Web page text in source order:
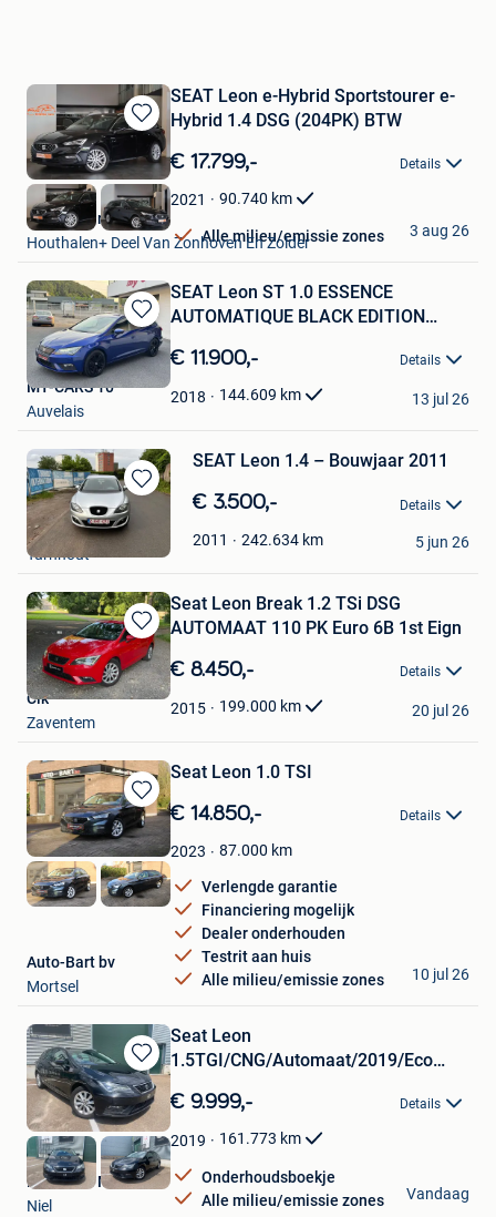
Bewaren
in
Mijn
Favorieten
SEAT Leon e-Hybrid Sportstourer e-
Hybrid 1.4 DSG (204PK) BTW
€ 17.799,- Details
2021 90.740 km
Alle milieu/emissie zones
Kubika Cars
Houthalen+ Deel Van Zonhoven En Zolder
3 aug 26
Bewaren
in
Mijn
Favorieten
SEAT Leon ST 1.0 ESSENCE
AUTOMATIQUE BLACK EDITION
€ 11.900,- Details
2018 144.609 km
MY-CARS 10
Auvelais
13 jul 26
Bewaren
in
Mijn
Favorieten
SEAT Leon 1.4 – Bouwjaar 2011
€ 3.500,- Details
2011 242.634 km
Pieter
Turnhout
5 jun 26
Bewaren
in
Mijn
Favorieten
Seat Leon Break 1.2 TSi DSG
AUTOMAAT 110 PK Euro 6B 1st Eign
€ 8.450,- Details
2015 199.000 km
Clk
Zaventem
20 jul 26
Bewaren
in
Mijn
Favorieten
Seat Leon 1.0 TSI
€ 14.850,- Details
2023 87.000 km
Verlengde garantie
Financiering mogelijk
Dealer onderhouden
Testrit aan huis
Alle milieu/emissie zones
Auto-Bart bv
Mortsel
10 jul 26
Bewaren
in
Mijn
Favorieten
Seat Leon
1.5TGI/CNG/Automaat/2019/Eco
€ 9.999,- Details
2019 161.773 km
Onderhoudsboekje
Alle milieu/emissie zones
RS Cars & Motors
Niel
Vandaag